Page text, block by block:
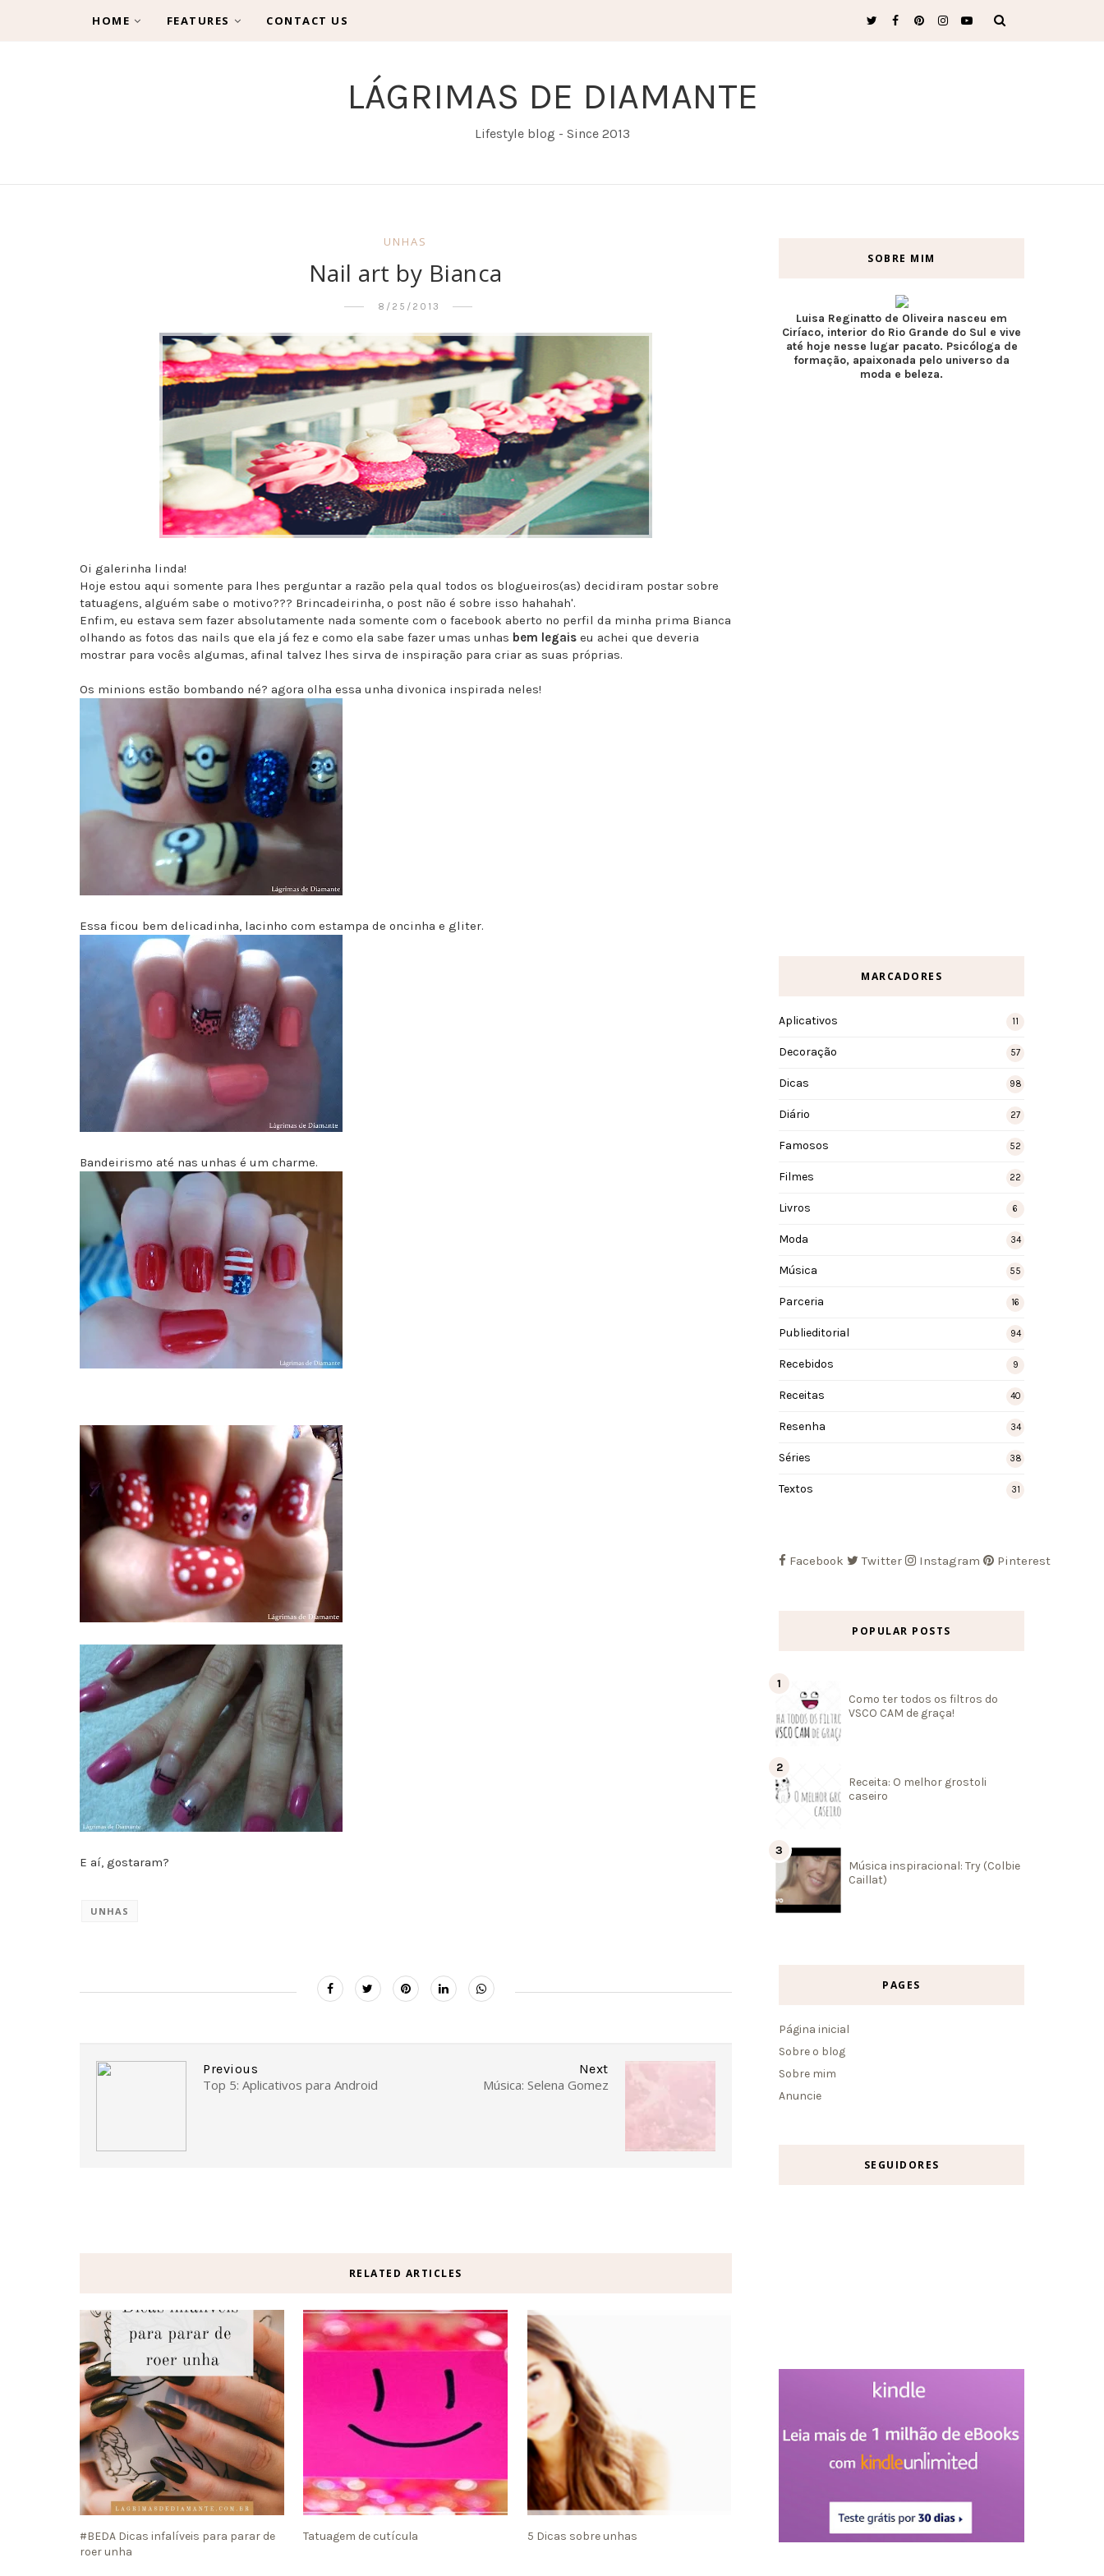
LÁGRIMAS DE DIAMANTE
Lifestyle blog - Since 2013
HOME FEATURES CONTACT US
UNHAS
Nail art by Bianca
8/25/2013
Oi galerinha linda!
Hoje estou aqui somente para lhes perguntar a razão pela qual todos os blogueiros(as) decidiram postar sobre
tatuagens, alguém sabe o motivo??? Brincadeirinha, o post não é sobre isso hahahah'.
Enfim, eu estava sem fazer absolutamente nada somente com o facebook aberto no perfil da minha prima Bianca
olhando as fotos das nails que ela já fez e como ela sabe fazer umas unhas bem legais eu achei que deveria
mostrar para vocês algumas, afinal talvez lhes sirva de inspiração para criar as suas próprias.
Os minions estão bombando né? agora olha essa unha divonica inspirada neles!
Essa ficou bem delicadinha, lacinho com estampa de oncinha e gliter.
Bandeirismo até nas unhas é um charme.
E aí, gostaram?
UNHAS
Next
Música: Selena Gomez
Previous
Top 5: Aplicativos para Android
RELATED ARTICLES
#BEDA Dicas infalíveis para parar de
roer unha
Tatuagem de cutícula 5 Dicas sobre unhas
SOBRE MIM
Luisa Reginatto de Oliveira nasceu em
Ciríaco, interior do Rio Grande do Sul e vive
até hoje nesse lugar pacato. Psicóloga de
formação, apaixonada pelo universo da
moda e beleza.
MARCADORES
Aplicativos 11
Decoração 57
Dicas 98
Diário 27
Famosos 52
Filmes 22
Livros 6
Moda 34
Música 55
Parceria 16
Publieditorial 94
Recebidos 9
Receitas 40
Resenha 34
Séries 38
Textos 31
Facebook Twitter Instagram Pinterest
POPULAR POSTS
Como ter todos os filtros do
VSCO CAM de graça!
Receita: O melhor grostoli
caseiro
Música inspiracional: Try (Colbie
Caillat)
PAGES
Página inicial
Sobre o blog
Sobre mim
Anuncie
SEGUIDORES